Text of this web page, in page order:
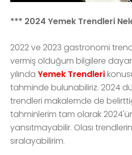
*** 2024 Yemek Trendleri
2022 ve 2023 gastronomi
vermiş olduğum bilgilere
yılındaYemek Trendleri
tahminde bulunabiliriz. 2024
trendleri makalemde de
tahminlerim tam olarak
yansıtmayabilir. Olası
sıralayabilirim.